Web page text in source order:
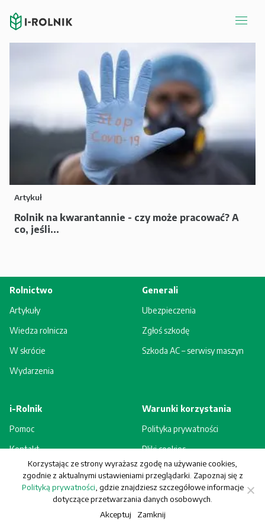
Artykuł
Rolnik na kwarantannie - czy może pracować? A
co, jeśli...
Rolnictwo
Artykuły
Wiedza rolnicza
W skrócie
Wydarzenia
Generali
Ubezpieczenia
Zgłoś szkodę
Szkoda AC – serwisy maszyn
i-Rolnik
Pomoc
Kontakt
Rejestracja - korzyści
Warunki korzystania
Polityka prywatności
Pliki cookies
Regulamin
© Generali Towarzystwo Ubezpieczeń S.A. Wszelkie prawa zastrzeżone.
Korzystając ze strony wyrażasz zgodę na używanie cookies,
zgodnie z aktualnymi ustawieniami przeglądarki. Zapoznaj się z
Polityką prywatności , gdzie znajdziesz szczegółowe informacje
dotyczące przetwarzania danych osobowych.
Akceptuj Zamknij